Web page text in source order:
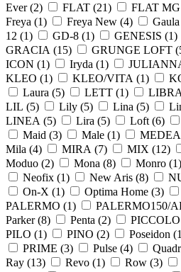
Ever (2) FLAT (21) FLAT
Freya (1) Freya New (4)
12 (1) GD-8 (1) GENESIS (1)
GRACIA (15) GRUNGE LOFT (
ICON (1) Iryda (1)
KLEO (1) KLEO/VITA (1)
Laura (5) LETT (1)
LIL (5) Lily (5) Lina (5)
LINEA (5) Lira (5) Loft (6)
Maid (3) Male (1)
Mila (4) MIRA (7) MIX (12)
Moduo (2) Mona (8) Monro (1)
Neofix (1) New Aris (8)
On-X (1) Optima Home (3)
PALERMO (1) PALERMO150/
Parker (8) Penta (2)
PILO (1) PINO (2) Poseidon (1
PRIME (3) Pulse (4)
Ray (13) Revo (1) Row (3)